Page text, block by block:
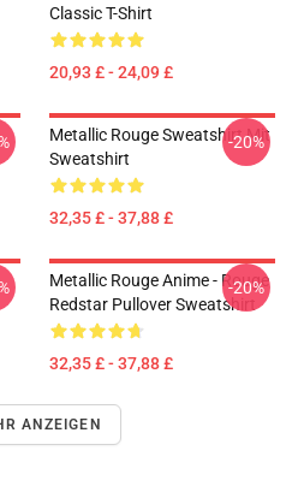
Classic T-Shirt
20,93 £ - 24,09 £
Metallic Rouge Sweatshirt Mit
Sweatshirt
32,35 £ - 37,88 £
-20%
Metallic Rouge Anime - Rouge
Redstar Pullover Sweatshirt
32,35 £ - 37,88 £
-20%
ANZEIGEN